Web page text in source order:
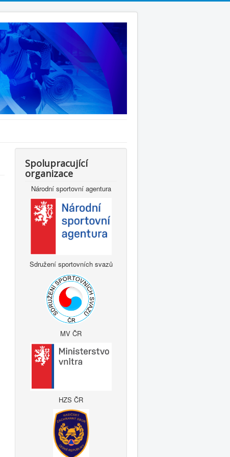
Spolupracující
organizace
Národní sportovní agentura
Sdružení sportovních svazů
MV ČR
HZS ČR